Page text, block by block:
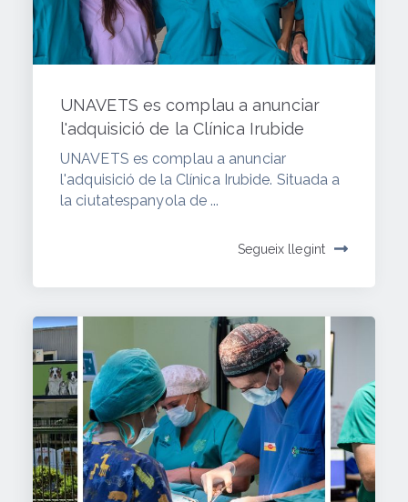
UNAVETS es complau a anunciar
l'adquisició de la Clínica Irubide
UNAVETS es complau a anunciar
l'adquisició de la Clínica Irubide. Situada a
la ciutatespanyola de ...
Segueix llegint